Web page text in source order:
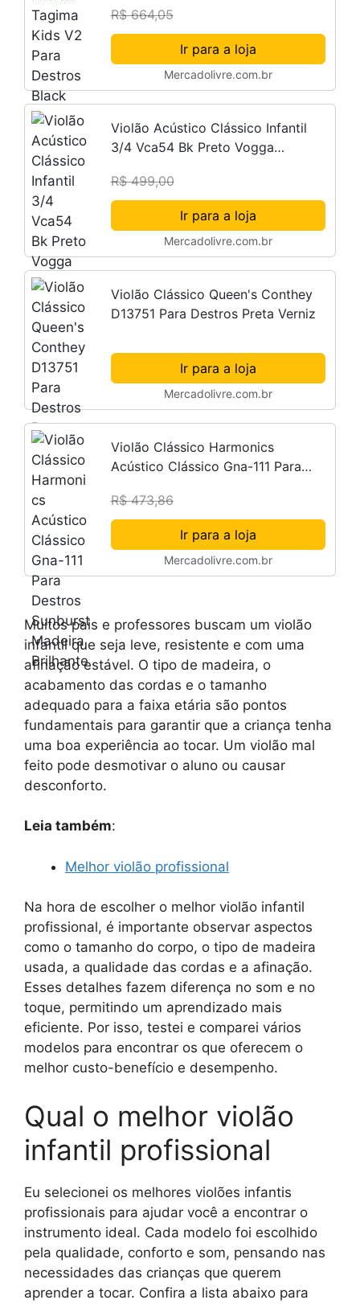
R$ 664,05
Ir para a loja
Mercadolivre.com.br
Violão Acústico Clássico Infantil
3/4 Vca54 Bk Preto Vogga
R$ 499,00
Ir para a loja
Mercadolivre.com.br
Violão Clássico Queen's Conthey
D13751 Para Destros Preta Verniz
Ir para a loja
Mercadolivre.com.br
Violão Clássico Harmonics
Acústico Clássico Gna-111 Para
R$ 473,86
Ir para a loja
Mercadolivre.com.br
Muitos pais e professores buscam um violão
infantil que seja leve, resistente e com uma
afinação estável. O tipo de madeira, o
acabamento das cordas e o tamanho
adequado para a faixa etária são pontos
fundamentais para garantir que a criança tenha
uma boa experiência ao tocar. Um violão mal
feito pode desmotivar o aluno ou causar
desconforto.
Leia também:
Melhor violão profissional
Na hora de escolher o melhor violão infantil
profissional, é importante observar aspectos
como o tamanho do corpo, o tipo de madeira
usada, a qualidade das cordas e a afinação.
Esses detalhes fazem diferença no som e no
toque, permitindo um aprendizado mais
eficiente. Por isso, testei e comparei vários
modelos para encontrar os que oferecem o
melhor custo-benefício e desempenho.
Qual o melhor violão
infantil profissional
Eu selecionei os melhores violões infantis
profissionais para ajudar você a encontrar o
instrumento ideal. Cada modelo foi escolhido
pela qualidade, conforto e som, pensando nas
necessidades das crianças que querem
aprender a tocar. Confira a lista abaixo para